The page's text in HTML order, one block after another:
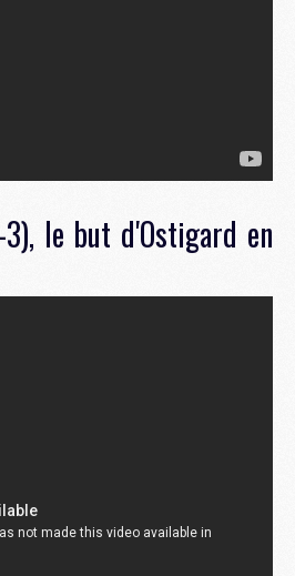
le but d'Ostigard en